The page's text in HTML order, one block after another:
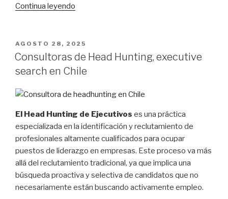
Continua leyendo
Hunting,
excutive
search
Chile”
POSTED
ON
AGOSTO 28, 2025
Consultoras de Head Hunting, executive
search en Chile
El Head Hunting de Ejecutivos es una práctica
especializada en la identificación y reclutamiento de
profesionales altamente cualificados para ocupar
puestos de liderazgo en empresas. Este proceso va más
allá del reclutamiento tradicional, ya que implica una
búsqueda proactiva y selectiva de candidatos que no
necesariamente están buscando activamente empleo.